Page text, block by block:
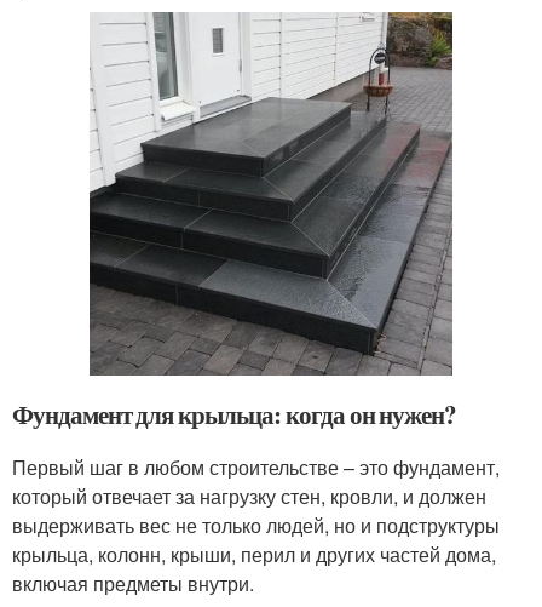
Фундамент для крыльца: когда он нужен?
Первый шаг в любом строительстве – это фундамент,
который отвечает за нагрузку стен, кровли, и должен
выдерживать вес не только людей, но и подструктуры
крыльца, колонн, крыши, перил и других частей дома,
включая предметы внутри.